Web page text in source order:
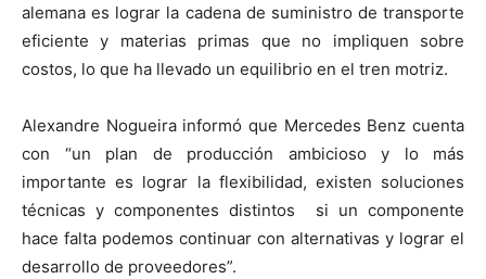
alemana es lograr la cadena de suministro de transporte
eficiente y materias primas que no impliquen sobre
costos, lo que ha llevado un equilibrio en el tren motriz.
Alexandre Nogueira informó que Mercedes Benz cuenta
con “un plan de producción ambicioso y lo más
importante es lograr la flexibilidad, existen soluciones
técnicas y componentes distintos si un componente
hace falta podemos continuar con alternativas y lograr el
desarrollo de proveedores”.